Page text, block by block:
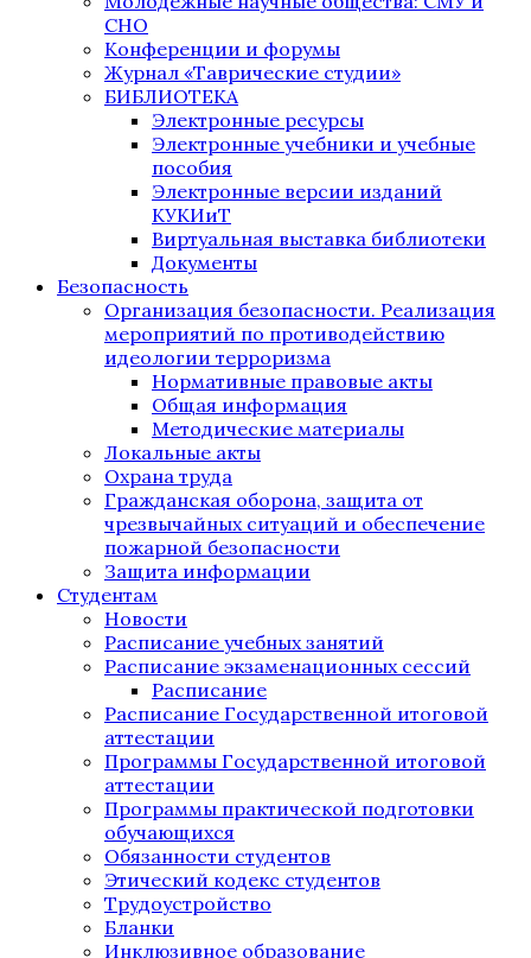
СНО
Конференции и форумы
Журнал «Таврические студии»
БИБЛИОТЕКА
Электронные ресурсы
Электронные учебники и учебные
пособия
Электронные версии изданий
КУКИиТ
Виртуальная выставка библиотеки
Документы
Безопасность
Организация безопасности. Реализация
мероприятий по противодействию
идеологии терроризма
Нормативные правовые акты
Общая информация
Методические материалы
Локальные акты
Охрана труда
Гражданская оборона, защита от
чрезвычайных ситуаций и обеспечение
пожарной безопасности
Защита информации
Студентам
Новости
Расписание учебных занятий
Расписание экзаменационных сессий
Расписание
Расписание Государственной итоговой
аттестации
Программы Государственной итоговой
аттестации
Программы практической подготовки
обучающихся
Обязанности студентов
Этический кодекс студентов
Трудоустройство
Бланки
Инклюзивное образование